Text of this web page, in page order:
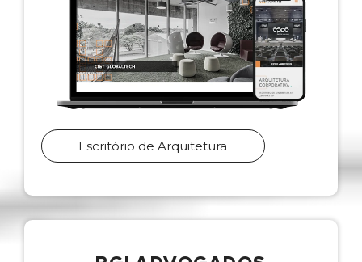
Escritório de Arquitetura